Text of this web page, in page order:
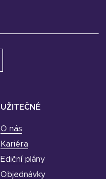
UŽITEČNÉ
O nás
Kariéra
Ediční plány
Objednávky